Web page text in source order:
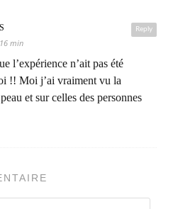
Reply
min
l’expérience n’ait pas été
!! Moi j’ai vraiment vu la
et sur celles des personnes